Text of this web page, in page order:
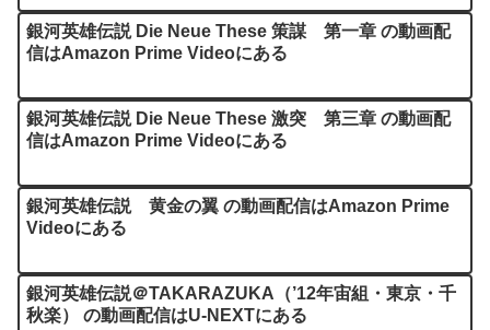
銀河英雄伝説 Die Neue These 策謀 第一章 の動画配
信はAmazon Prime Videoにある
銀河英雄伝説 Die Neue These 激突 第三章 の動画配
信はAmazon Prime Videoにある
銀河英雄伝説 黄金の翼 の動画配信はAmazon Prime
Videoにある
銀河英雄伝説＠TAKARAZUKA（’12年宙組・東京・千
秋楽） の動画配信はU-NEXTにある